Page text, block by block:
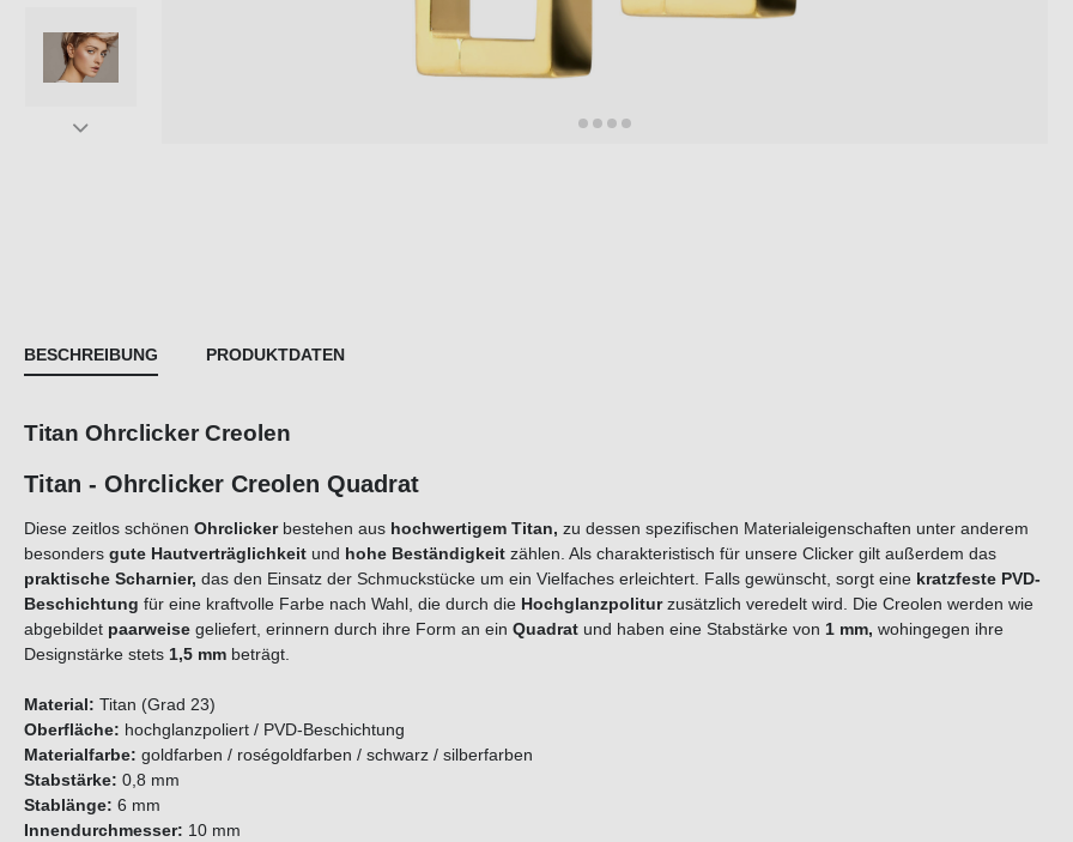
BESCHREIBUNG PRODUKTDATEN
Titan Ohrclicker Creolen
Titan - Ohrclicker Creolen Quadrat
Diese zeitlos schönen Ohrclickerbestehen aus hochwertigem Titan, zu dessen spezifischen Materialeigenschaften unter anderem
besonders gute Hautverträglichkeit und hohe Beständigkeit zählen. Als charakteristisch für unsere Clicker gilt außerdem das
praktische Scharnier, das den Einsatz der Schmuckstücke um ein Vielfaches erleichtert. Falls gewünscht, sorgt eine kratzfeste PVD-
Beschichtung für eine kraftvolle Farbe nach Wahl, die durch die Hochglanzpoliturzusätzlich veredelt wird. Die Creolen werden wie
abgebildet paarweise geliefert, erinnern durch ihre Form an ein Quadrat und haben eine Stabstärke von 1 mm, wohingegen ihre
Designstärke stets 1,5 mm beträgt.
Material: Titan (Grad 23)
Oberfläche: hochglanzpoliert / PVD-Beschichtung
Materialfarbe: goldfarben / roségoldfarben / schwarz / silberfarben
Stabstärke: 0,8 mm
Stablänge: 6 mm
Innendurchmesser: 10 mm